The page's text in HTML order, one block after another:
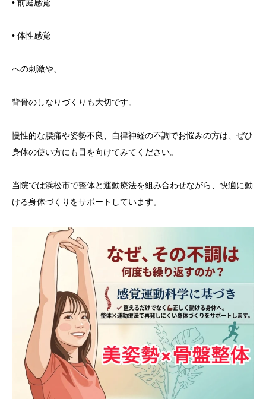
• 前庭感覚
• 体性感覚
への刺激や、
背骨のしなりづくりも大切です。
慢性的な腰痛や姿勢不良、自律神経の不調でお悩みの方は、ぜひ
身体の使い方にも目を向けてみてください。
当院では浜松市で整体と運動療法を組み合わせながら、快適に動
ける身体づくりをサポートしています。